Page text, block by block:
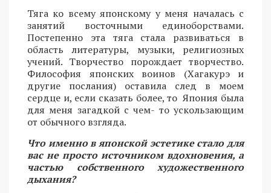
Тяга ко всему японскому у меня началась с
занятий восточными единоборствами.
Постепенно эта тяга стала развиваться в
область литературы, музыки, религиозных
учений. Творчество порождает творчество.
Философия японских воинов (Хагакурэ и
другие послания) оставила след в моем
сердце и, если сказать более, то Япония была
для меня загадкой с чем- то ускользающим
от обычного взгляда.
Что именно в японской эстетике стало для
вас не просто источником вдохновения, а
частью собственного художественного
дыхания?